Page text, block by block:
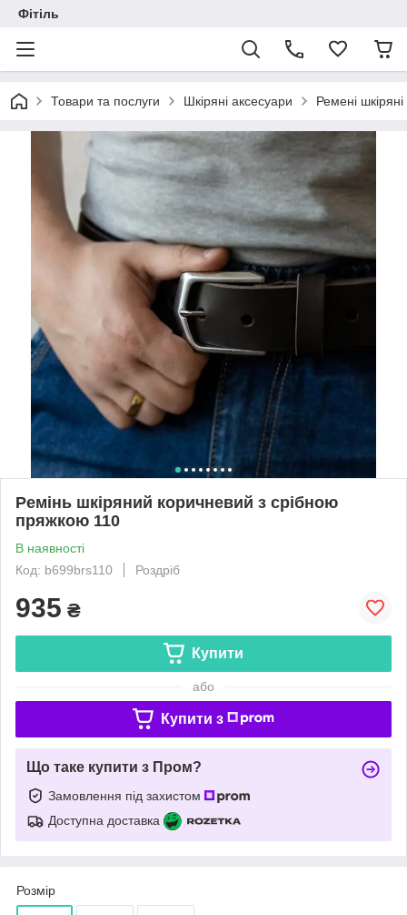
Фітіль
Товари та послуги Шкіряні аксесуари Ремені шкіряні
Ремінь шкіряний коричневий з срібною
пряжкою 110
В наявності
Код: b699brs110
Роздріб
935 ₴
Купити
або
Купити з
Що таке купити з Пром?
Замовлення під захистом
Доступна доставка
Розмір